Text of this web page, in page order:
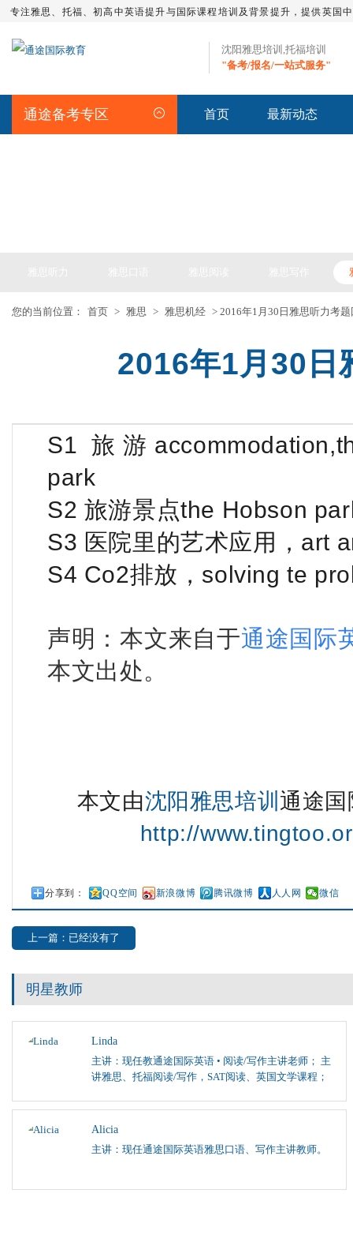
专注雅思、托福、初高中英语提升与国际课程培训及背景提升，提供英国
沈阳雅思培训,托福培训
"备考/报名/一站式服务"
通途备考专区 首页 最新动态
您的当前位置： 首页 > 雅思 > 雅思机经 > 2016年1月30日雅思听力考题
2016年1月30日
S1 旅游
park
S2 旅游景点the Hobson
S3 医院里的艺术应用，art
S4 Co2排放，solving te
声明：本文来自于通途国际
本文出处。
本文由沈阳雅思培训 通途
http://
分享到： QQ空间 新浪微博 腾讯微博 人人网 微信
上一篇：已经没有了
明星教师
Linda
主讲：现任教通途国际英语 • 阅读/写作主讲老师； 主
讲雅思、托福阅读/写作，SAT阅读、英国文学课程；
Alicia
主讲：现任通途国际英语雅思口语、写作主讲教师。
托福一对一 托福火箭